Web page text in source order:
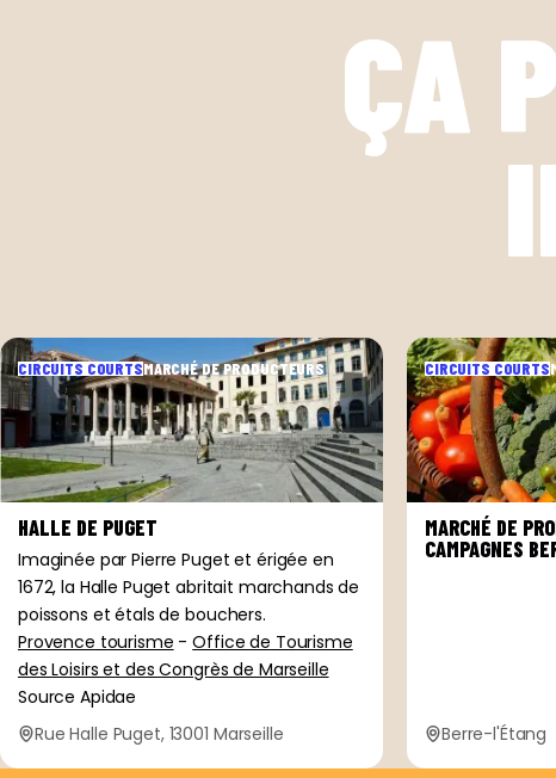
ÇA
HALLE DE PUGET
CIRCUITS COURTSMARCHÉ DE PRODUCTEURS
Imaginée par Pierre Puget et érigée en
1672, la Halle Puget abritait marchands de
poissons et étals de bouchers.
Provence tourisme -Office de Tourisme
des Loisirs et des Congrès de Marseille
Source Apidae
Rue Halle Puget, 13001 Marseille
MARCHÉ DE
CAMPAGNES
CIRCUITS COURTS
Berre-l'Étang